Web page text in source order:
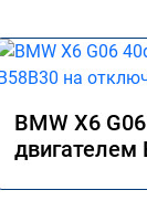
BMW X6
двигателем